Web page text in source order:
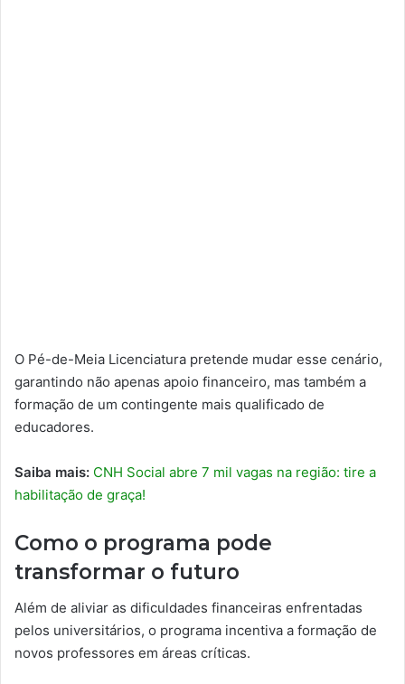
O Pé-de-Meia Licenciatura pretende mudar esse cenário,
garantindo não apenas apoio financeiro, mas também a
formação de um contingente mais qualificado de
educadores.
Saiba mais: CNH Social abre 7 mil vagas na região: tire a
habilitação de graça!
Como o programa pode
transformar o futuro
Além de aliviar as dificuldades financeiras enfrentadas
pelos universitários, o programa incentiva a formação de
novos professores em áreas críticas.